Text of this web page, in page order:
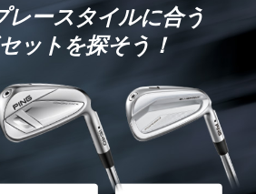
レースタイルに合う
ットを探そう！